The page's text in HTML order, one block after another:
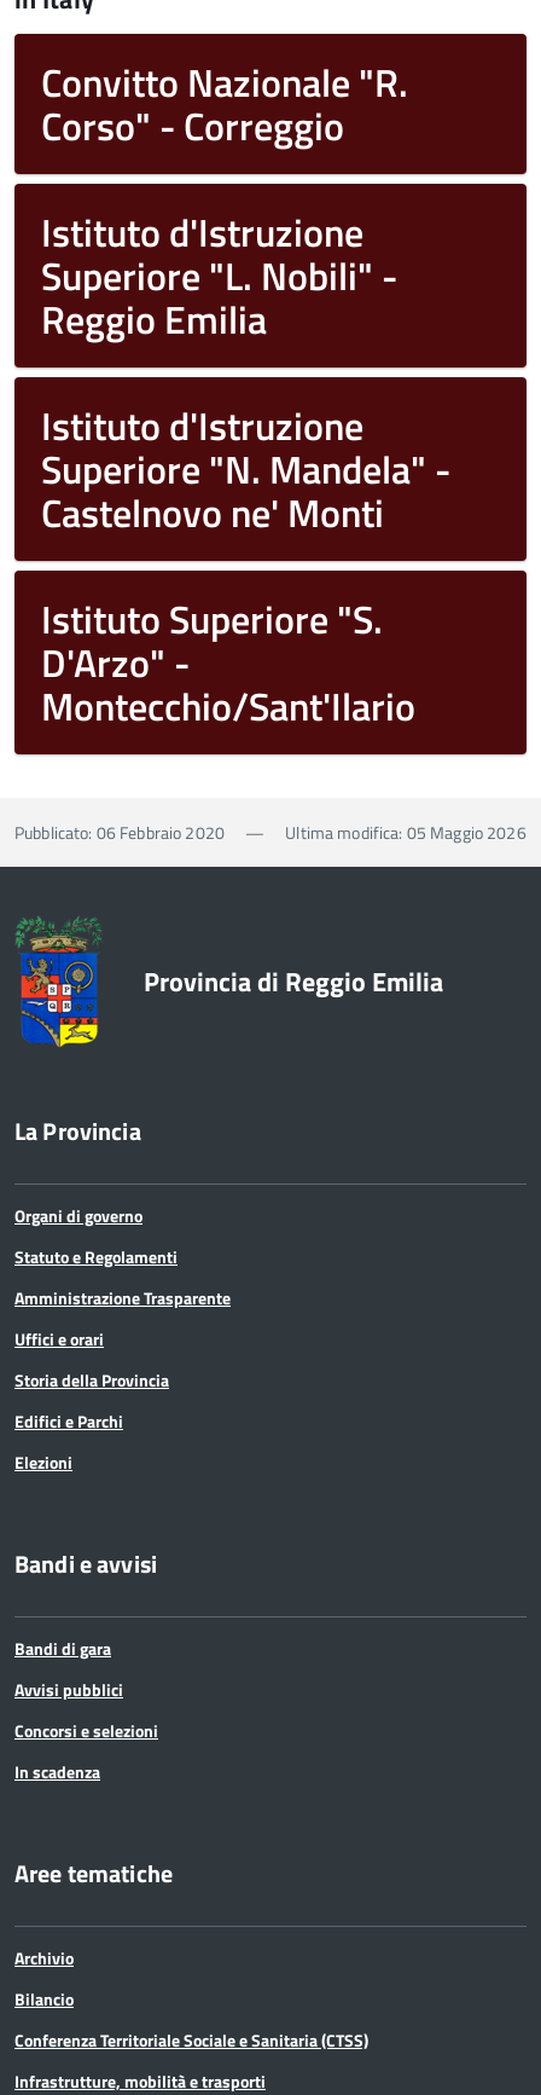
Convitto Nazionale "R.
Corso" - Correggio
Istituto d'Istruzione
Superiore "L. Nobili" -
Reggio Emilia
Istituto d'Istruzione
Superiore "N. Mandela" -
Castelnovo ne' Monti
Istituto Superiore "S.
D'Arzo" -
Montecchio/Sant'Ilario
Pubblicato: 06 Febbraio 2020 — Ultima modifica: 05 Maggio 2026
Provincia di Reggio Emilia
La Provincia
Organi di governo
Statuto e Regolamenti
Amministrazione Trasparente
Uffici e orari
Storia della Provincia
Edifici e Parchi
Elezioni
Bandi e avvisi
Bandi di gara
Avvisi pubblici
Concorsi e selezioni
In scadenza
Aree tematiche
Archivio
Bilancio
Conferenza Territoriale Sociale e Sanitaria (CTSS)
Infrastrutture, mobilità e trasporti